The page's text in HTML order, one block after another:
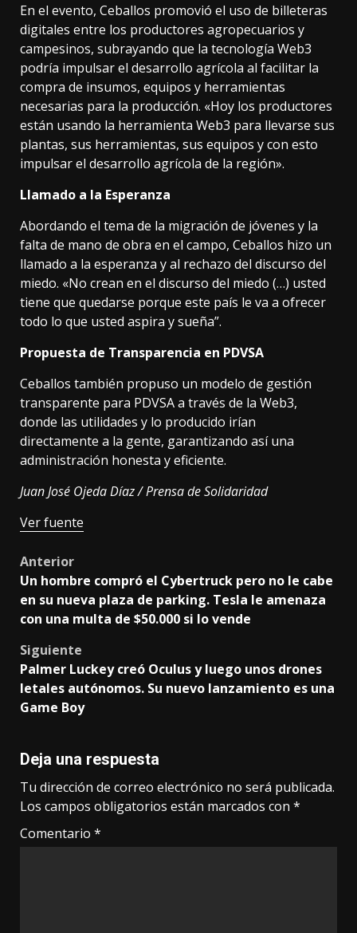
En el evento, Ceballos promovió el uso de billeteras
digitales entre los productores agropecuarios y
campesinos, subrayando que la tecnología Web3
podría impulsar el desarrollo agrícola al facilitar la
compra de insumos, equipos y herramientas
necesarias para la producción. «Hoy los productores
están usando la herramienta Web3 para llevarse sus
plantas, sus herramientas, sus equipos y con esto
impulsar el desarrollo agrícola de la región».
Llamado a la Esperanza
Abordando el tema de la migración de jóvenes y la
falta de mano de obra en el campo, Ceballos hizo un
llamado a la esperanza y al rechazo del discurso del
miedo. «No crean en el discurso del miedo (…) usted
tiene que quedarse porque este país le va a ofrecer
todo lo que usted aspira y sueña”.
Propuesta de Transparencia en PDVSA
Ceballos también propuso un modelo de gestión
transparente para PDVSA a través de la Web3,
donde las utilidades y lo producido irían
directamente a la gente, garantizando así una
administración honesta y eficiente.
Juan José Ojeda Díaz / Prensa de Solidaridad
Ver fuente
Post
navigation
Anterior
Un hombre compró el Cybertruck pero no le cabe
en su nueva plaza de parking. Tesla le amenaza
con una multa de $50.000 si lo vende
Siguiente
Palmer Luckey creó Oculus y luego unos drones
letales autónomos. Su nuevo lanzamiento es una
Game Boy
Deja una respuesta
Tu dirección de correo electrónico no será publicada.
Los campos obligatorios están marcados con *
Comentario *